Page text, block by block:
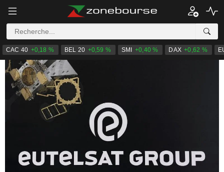
CAC 40 +0,18 % BEL 20 +0,59 % SMI +0,40 % DAX +0,62 %